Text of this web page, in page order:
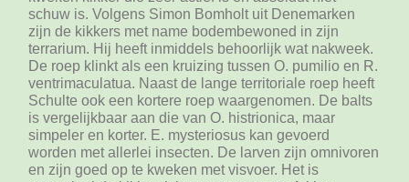
schuw is. Volgens Simon Bomholt uit Denemarken
zijn de kikkers met name bodembewoned in zijn
terrarium. Hij heeft inmiddels behoorlijk wat nakweek.
De roep klinkt als een kruizing tussen O. pumilio en R.
ventrimaculatua. Naast de lange territoriale roep heeft
Schulte ook een kortere roep waargenomen. De balts
is vergelijkbaar aan die van O. histrionica, maar
simpeler en korter. E. mysteriosus kan gevoerd
worden met allerlei insecten. De larven zijn omnivoren
en zijn goed op te kweken met visvoer. Het is